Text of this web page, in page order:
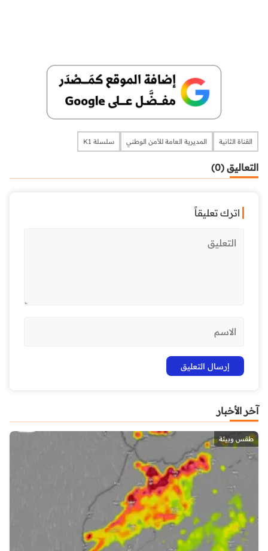
القناة الثانية المديرية العامة للأمن الوطني سلسلة K1
التعاليق (0)
اترك تعليقاً
آخر الأخبار
طقس وبيئة